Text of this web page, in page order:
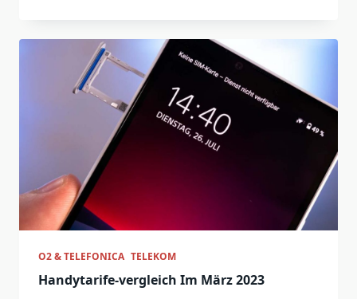
O2 & TELEFONICA TELEKOM
Handytarife-vergleich Im März 2023